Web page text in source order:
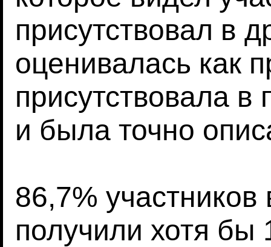
присутствовал в
оценивалась как
присутствовала
и была точно
86,7%
получили хотя